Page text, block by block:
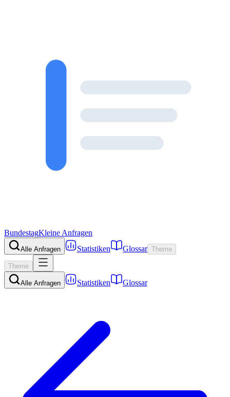
BundestagKleine Anfragen
Alle Anfragen Statistiken Glossar Theme
Theme
Alle Anfragen Statistiken Glossar